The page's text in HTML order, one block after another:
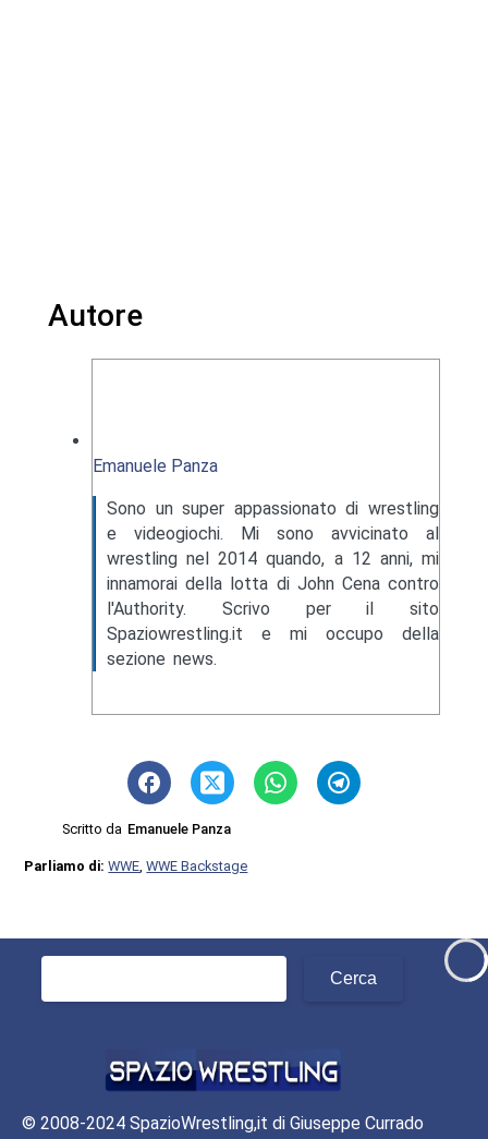
Autore
Emanuele Panza
Sono un super appassionato di wrestling
e videogiochi. Mi sono avvicinato al
wrestling nel 2014 quando, a 12 anni, mi
innamorai della lotta di John Cena contro
l'Authority. Scrivo per il sito
Spaziowrestling.it e mi occupo della
sezione news.
Scritto da Emanuele Panza
Parliamo di:WWE,WWE Backstage
Ricerca
© 2008-2024 SpazioWrestling,it di Giuseppe Currado